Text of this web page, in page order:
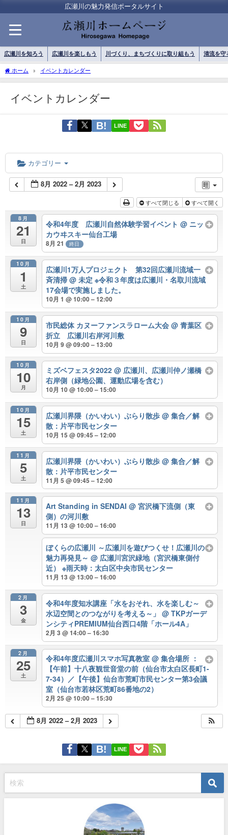
広瀬川の魅力発信ポータルサイト
広瀬川を知ろう 広瀬川を楽しもう 川づくり、まちづくりに取り組もう 清流を守
ホーム イベントカレンダー
イベントカレンダー
LINE
カテゴリー
8月 2022 – 2月 2023
すべて閉じる すべて開く
8月
21
日
令和4年度 広瀬川自然体験学習イベント@ ニッ
カウヰスキー仙台工場
8月 21 終日
10月
1
土
広瀬川1万人プロジェクト 第32回広瀬川流域一
斉清掃@ 未定 ※令和３年度は広瀬川・名取川流域
17会場で実施しました。
10月 1 @ 10:00 – 12:00
10月
9
日
市民総体 カヌーファンスラローム大会@ 青葉区
折立 広瀬川右岸河川敷
10月 9 @ 09:00 – 13:00
10月
10
月
ミズベフェスタ2022@ 広瀬川、広瀬川仲ノ瀬橋
右岸側（緑地公園、運動広場を含む）
10月 10 @ 10:00 – 15:00
10月
15
土
広瀬川界隈（かいわい）ぶらり散歩@ 集合／解
散：片平市民センター
10月 15 @ 09:45 – 12:00
11月
5
土
広瀬川界隈（かいわい）ぶらり散歩@ 集合／解
散：片平市民センター
11月 5 @ 09:45 – 12:00
11月
13
日
Art Standing in SENDAI@ 宮沢橋下流側（東
側）の河川敷
11月 13 @ 10:00 – 16:00
ぼくらの広瀬川 ～広瀬川を遊びつくせ！広瀬川の
魅力再発見～@ 広瀬川宮沢緑地（宮沢橋東側付
近） ※雨天時：太白区中央市民センター
11月 13 @ 13:00 – 16:00
2月
3
金
令和4年度知水講座「水をおそれ、水を楽しむ～
水辺空間とのつながりを考える～」@ TKPガーデ
ンシティPREMIUM仙台西口4階「ホール4A」
2月 3 @ 14:00 – 16:30
2月
25
土
令和4年度広瀬川スマホ写真教室@ 集合場所 ：
【午前】十八夜観世音堂の前（仙台市太白区長町1-
7-34）／【午後】仙台市荒町市民センター第3会議
室（仙台市若林区荒町86番地の2）
2月 25 @ 10:00 – 15:30
8月 2022 – 2月 2023
LINE